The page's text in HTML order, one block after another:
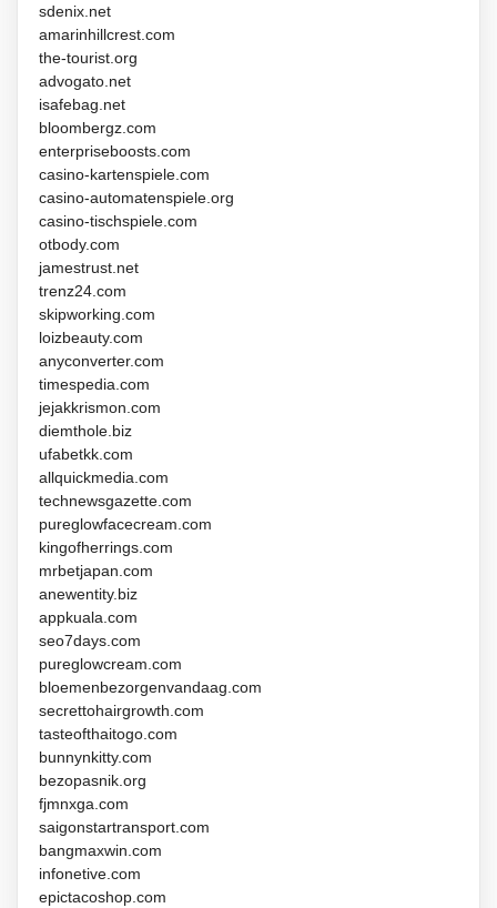
sdenix.net
amarinhillcrest.com
the-tourist.org
advogato.net
isafebag.net
bloombergz.com
enterpriseboosts.com
casino-kartenspiele.com
casino-automatenspiele.org
casino-tischspiele.com
otbody.com
jamestrust.net
trenz24.com
skipworking.com
loizbeauty.com
anyconverter.com
timespedia.com
jejakkrismon.com
diemthole.biz
ufabetkk.com
allquickmedia.com
technewsgazette.com
pureglowfacecream.com
kingofherrings.com
mrbetjapan.com
anewentity.biz
appkuala.com
seo7days.com
pureglowcream.com
bloemenbezorgenvandaag.com
secrettohairgrowth.com
tasteofthaitogo.com
bunnynkitty.com
bezopasnik.org
fjmnxga.com
saigonstartransport.com
bangmaxwin.com
infonetive.com
epictacoshop.com